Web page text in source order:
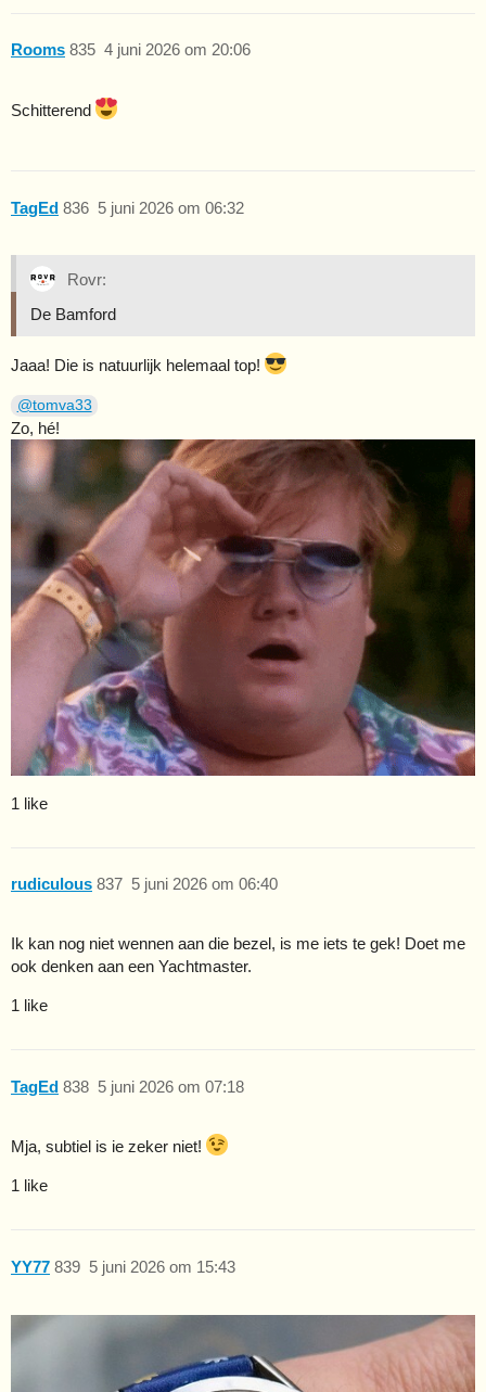
Rooms 4 juni 2026 om 20:06
835
Schitterend
TagEd 5 juni 2026 om 06:32
836
Rovr:
De Bamford
Jaaa! Die is natuurlijk helemaal top!
@tomva33
Zo, hé!
1 like
rudiculous 5 juni 2026 om 06:40
837
Ik kan nog niet wennen aan die bezel, is me iets te gek! Doet me
ook denken aan een Yachtmaster.
1 like
TagEd 5 juni 2026 om 07:18
838
Mja, subtiel is ie zeker niet!
1 like
YY77 5 juni 2026 om 15:43
839